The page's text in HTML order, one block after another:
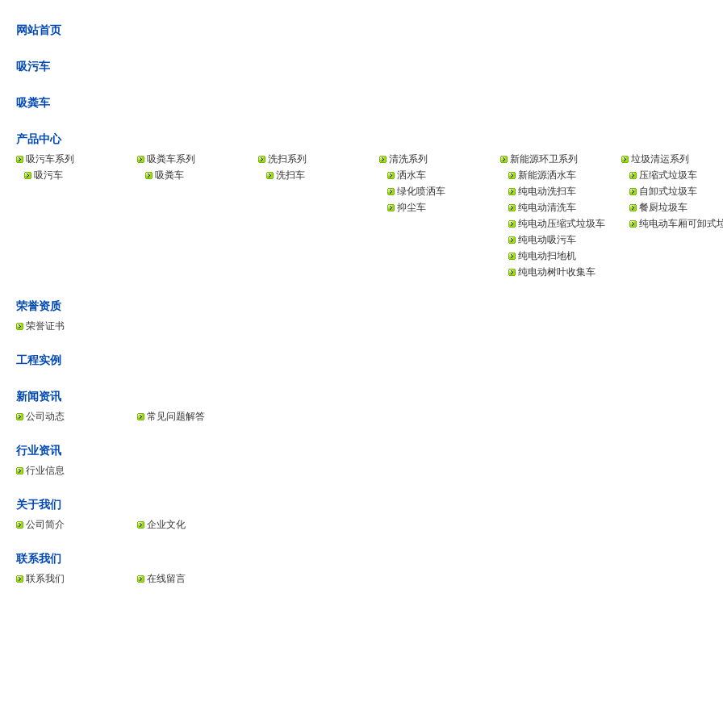
网站首页
吸污车
吸粪车
产品中心
吸污车系列
吸污车
吸粪车系列
吸粪车
洗扫系列
洗扫车
清洗系列
洒水车
绿化喷洒车
抑尘车
新能源环卫系列
新能源洒水车
纯电动洗扫车
纯电动清洗车
纯电动压缩式垃圾车
纯电动吸污车
纯电动扫地机
纯电动树叶收集车
垃圾清运系列
压缩式垃圾车
自卸式垃圾车
餐厨垃圾车
纯电动车厢可卸式
荣誉资质
荣誉证书
工程实例
新闻资讯
公司动态 常见问题解答
行业资讯
行业信息
关于我们
公司简介 企业文化
联系我们
联系我们 在线留言